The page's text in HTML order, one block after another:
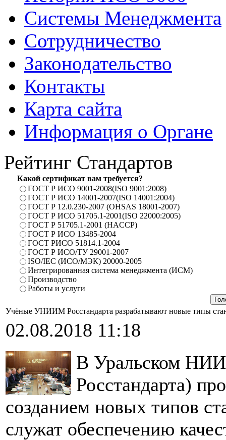
Системы Менеджмента
Сотрудничество
Законодательство
Контакты
Карта сайта
Информация о Органе
Рейтинг Стандартов
Какой сертификат вам требуется?
ГОСТ Р ИСО 9001-2008(ISO 9001:2008)
ГОСТ Р ИСО 14001-2007(ISO 14001:2004)
ГОСТ Р 12.0.230-2007 (OHSAS 18001-2007)
ГОСТ Р ИСО 51705.1-2001(ISO 22000:2005)
ГОСТ Р 51705.1-2001 (HACCP)
ГОСТ Р ИСО 13485-2004
ГОСТ РИСО 51814.1-2004
ГОСТ Р ИСО/ТУ 29001-2007
ISO/IEC (ИСО/МЭК) 20000-2005
Интегрированная система менеджмента (ИСМ)
Производство
Работы и услуги
Учёные УНИИМ Росстандарта разрабатывают новые типы
02.08.2018 11:18
В Уральском
Росстандарта)
созданием новых типов
служат обеспечению